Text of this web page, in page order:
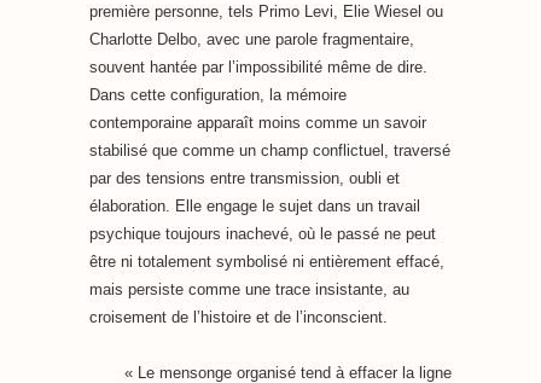
première personne, tels Primo Levi, Elie Wiesel ou
Charlotte Delbo, avec une parole fragmentaire,
souvent hantée par l’impossibilité même de dire.
Dans cette configuration, la mémoire
contemporaine apparaît moins comme un savoir
stabilisé que comme un champ conflictuel, traversé
par des tensions entre transmission, oubli et
élaboration. Elle engage le sujet dans un travail
psychique toujours inachevé, où le passé ne peut
être ni totalement symbolisé ni entièrement effacé,
mais persiste comme une trace insistante, au
croisement de l’histoire et de l’inconscient.
« Le mensonge organisé tend à effacer la ligne